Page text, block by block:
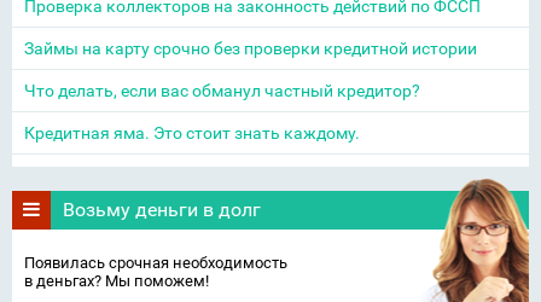
Проверка коллекторов на законность действий по ФССП
Займы на карту срочно без проверки кредитной истории
Что делать, если вас обманул частный кредитор?
Кредитная яма. Это стоит знать каждому.
Возьму деньги в долг
Появилась срочная необходимость
в деньгах? Мы поможем!